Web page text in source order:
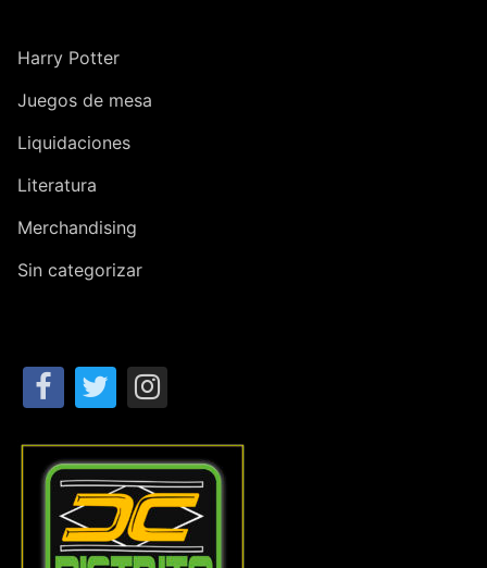
Harry Potter
Juegos de mesa
Liquidaciones
Literatura
Merchandising
Sin categorizar